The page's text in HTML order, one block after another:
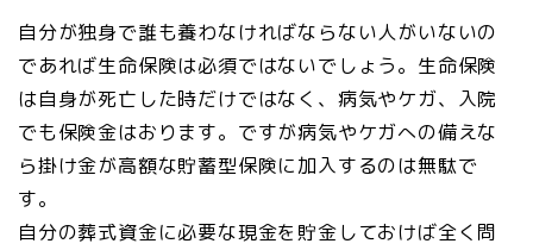
自分が独身で誰も養わなければならない人がいないの
であれば生命保険は必須ではないでしょう。生命保険
は自身が死亡した時だけではなく、病気やケガ、入院
でも保険金はおります。ですが病気やケガへの備えな
ら掛け金が高額な貯蓄型保険に加入するのは無駄で
す。
自分の葬式資金に必要な現金を貯金しておけば全く問